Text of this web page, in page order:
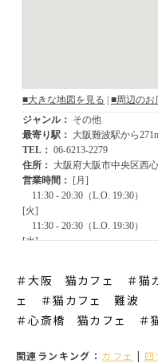
＃大阪 猫カフェ ＃猫
ェ ＃猫カフェ 難波
＃心斎橋 猫カフェ ＃
関連ランキング： カフェ | 四